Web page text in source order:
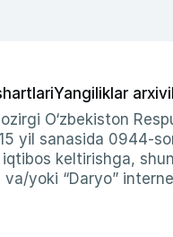
Yangiliklar arxivi
O‘zbekiston
yil sanasida 0944-
keltirishga,
yoki “Daryo”